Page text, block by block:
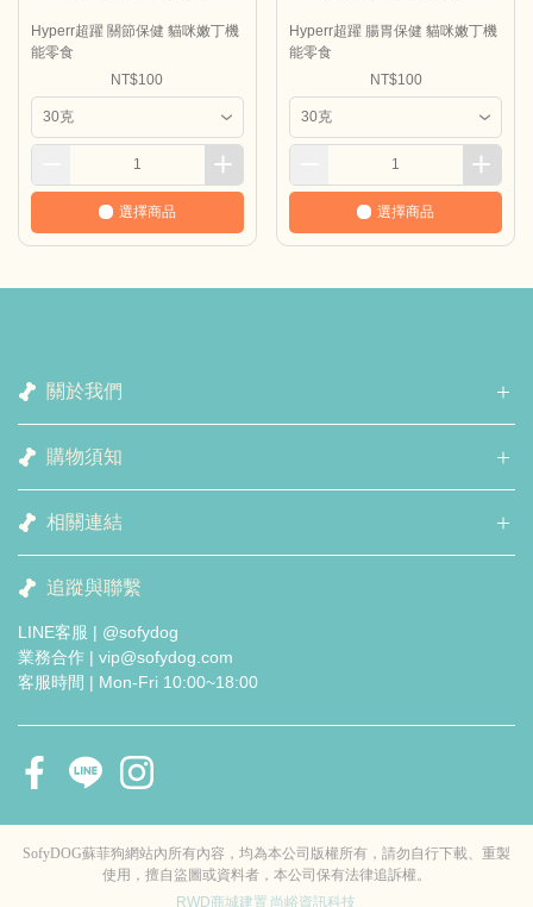
Hyperr超躍 關節保健 貓咪嫩丁機
能零食
NT$100
選擇商品
Hyperr超躍 腸胃保健 貓咪嫩丁機
能零食
NT$100
選擇商品
關於我們
購物須知
相關連結
追蹤與聯繫
LINE客服 | @sofydog
業務合作 | vip@sofydog.com
客服時間 | Mon-Fri 10:00~18:00
SofyDOG蘇菲狗網站內所有內容，均為本公司版權所有，請勿自行下載、重製
使用，擅自盜圖或資料者，本公司保有法律追訴權。
RWD商城建置 尚峪資訊科技